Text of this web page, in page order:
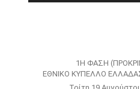
1Η ΦΆΣΗ
ΕΘΝΙΚΌ ΚΎΠΕΛΛΟ